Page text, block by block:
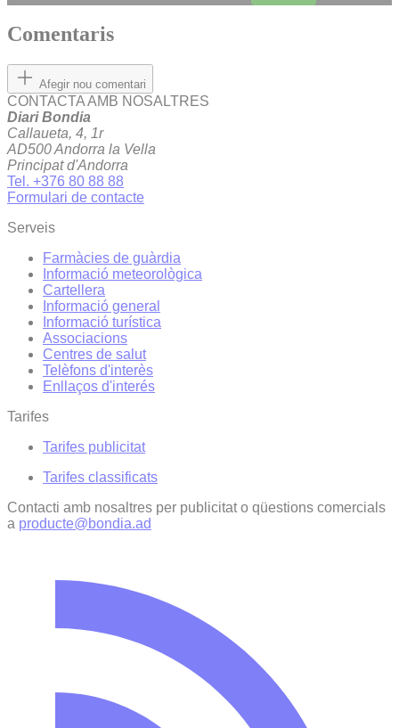
Comentaris
Afegir nou comentari
CONTACTA AMB NOSALTRES
Diari Bondia
Callaueta, 4, 1r
AD500 Andorra la Vella
Principat d'Andorra
Tel. +376 80 88 88
Formulari de contacte
Serveis
Farmàcies de guàrdia
Informació meteorològica
Cartellera
Informació general
Informació turística
Associacions
Centres de salut
Telèfons d'interès
Enllaços d'interés
Tarifes
Tarifes publicitat
Tarifes classificats
Contacti amb nosaltres per publicitat o qüestions comercials
a producte@bondia.ad